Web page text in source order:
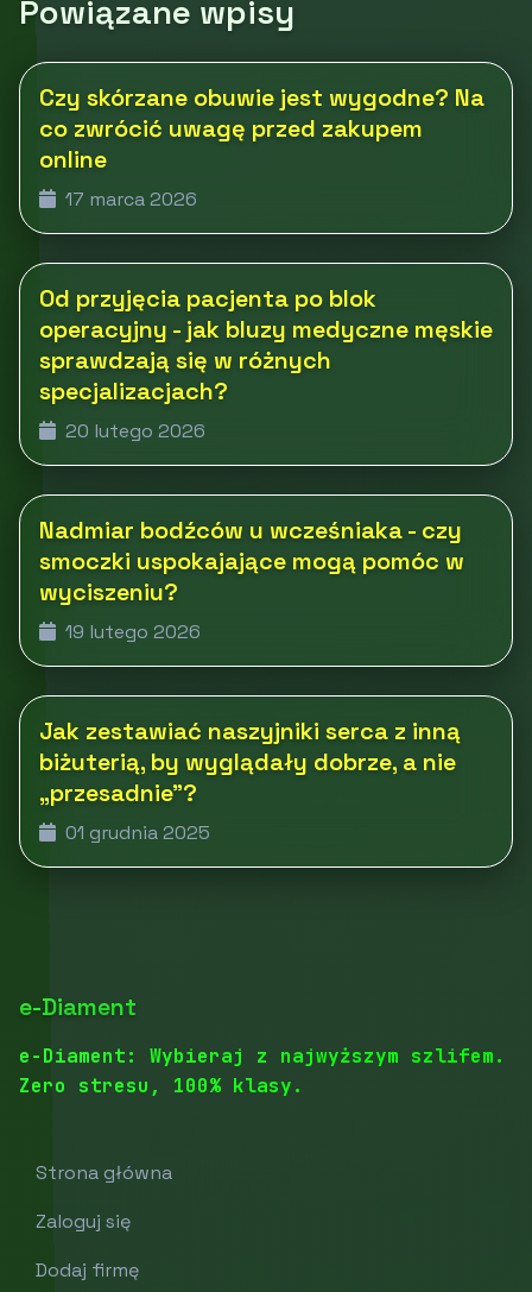
Powiązane wpisy
Czy skórzane obuwie jest wygodne? Na
co zwrócić uwagę przed zakupem
online
17 marca 2026
Od przyjęcia pacjenta po blok
operacyjny - jak bluzy medyczne męskie
sprawdzają się w różnych
specjalizacjach?
20 lutego 2026
Nadmiar bodźców u wcześniaka - czy
smoczki uspokajające mogą pomóc w
wyciszeniu?
19 lutego 2026
Jak zestawiać naszyjniki serca z inną
biżuterią, by wyglądały dobrze, a nie
„przesadnie”?
01 grudnia 2025
e-Diament
e-Diament: Wybieraj z najwyższym szlifem.
Zero stresu, 100% klasy.
Strona główna
Zaloguj się
Dodaj firmę